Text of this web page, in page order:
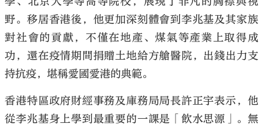
野。移居香港後，他更加深刻體會到李兆基及其家族
對社會的貢獻，不僅在地產、煤氣等產業上取得成
功，還在疫情期間捐贈土地給方艙醫院，出錢出力支
持抗疫，堪稱愛國愛港的典範。
香港特區政府財經事務及庫務局局長許正宇表示，他
從李兆基身上學到最重要的一課是「飲水思源」。無